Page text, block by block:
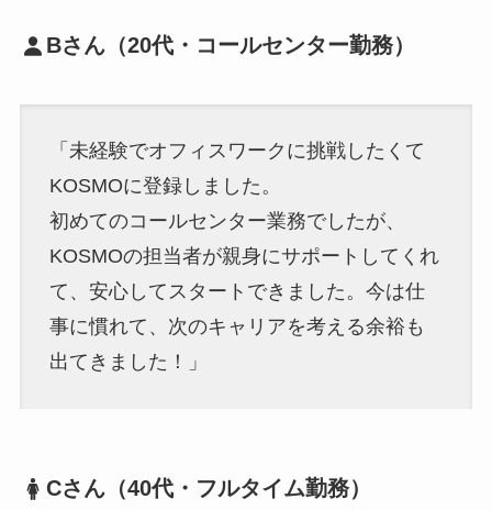
Bさん（20代・コールセンター勤務）
「未経験でオフィスワークに挑戦したくて
KOSMOに登録しました。
初めてのコールセンター業務でしたが、
KOSMOの担当者が親身にサポートしてくれ
て、安心してスタートできました。今は仕
事に慣れて、次のキャリアを考える余裕も
出てきました！」
Cさん（40代・フルタイム勤務）